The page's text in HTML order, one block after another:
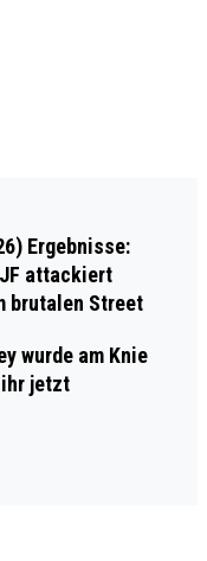
Ergebnisse:
attackiert
brutalen Street
wurde am Knie
jetzt